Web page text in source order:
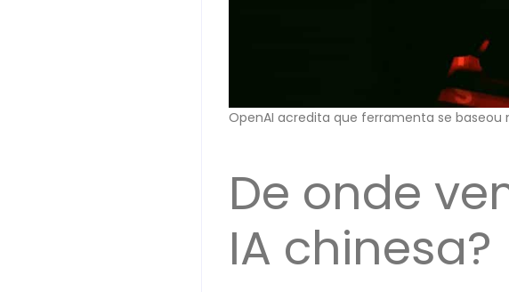
OpenAI acredita que ferramenta se
De onde
IA chinesa?